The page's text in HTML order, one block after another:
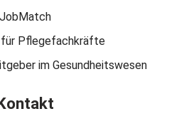
JobMatch
Pflegefachkräfte
im Gesundheitswesen